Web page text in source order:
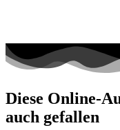
Diese Online-
auch gefallen